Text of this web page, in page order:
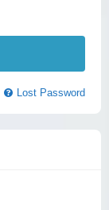
Lost Password